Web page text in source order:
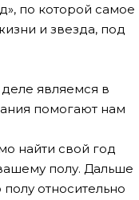
по которой самое
и звезда, под
являемся в
помогают нам
найти свой год
полу. Дальше
относительно